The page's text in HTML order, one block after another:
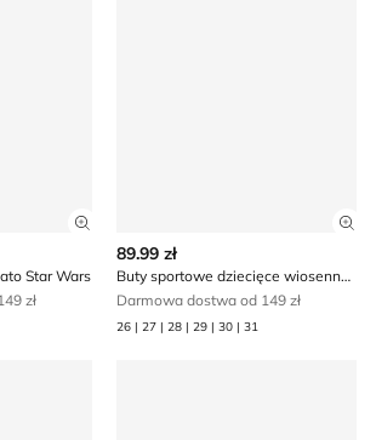
Zobacz szczegóły produktu
Star Wars
zł
89.99 zł
Buty sportowe dziecięce wiosenne Star Wars
Darmowa dostwa od 149 zł
26 | 27 | 28 | 29 | 30 | 31